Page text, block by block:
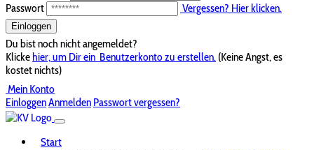
Passwort
Vergessen? Hier klicken.
Einloggen
Du bist noch nicht angemeldet?
Klickehier, um Dir ein Benutzerkonto zu erstellen. (Keine Angst, es
kostet nichts)
Mein Konto
EinloggenAnmelden Passwort vergessen?
Start